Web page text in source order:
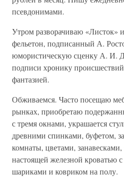
псевдонимами.
Утром разворачиваю
фельетон, подписанный А.
юмористическую сценку А. И.
подписи хронику
фантазией.
Обживаемся. Часто посещаю
рынках, приобретаю
с тремя окнами, украшается
древними спинками, буфетом,
комнаты, цветами,
настоящей железной кроватью
шариками и ковриком на полу.